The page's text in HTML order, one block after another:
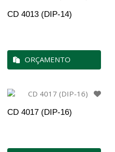
CD 4013 (DIP-14)
ORÇAMENTO
CD 4017 (DIP-16)